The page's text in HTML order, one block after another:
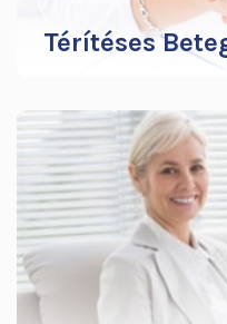
Térítéses
Minden helyzetben
értékeljük a
kreativitást, tenni
Ennek mentén
Betegellátó Osztály.
További infók